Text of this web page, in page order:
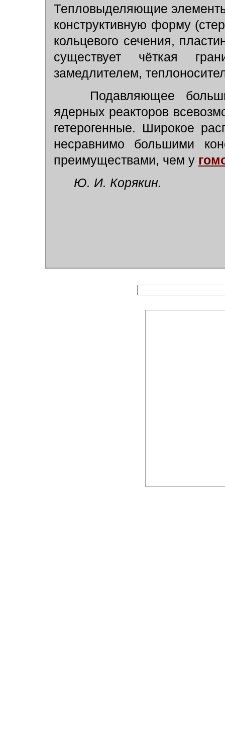
Тепловыделяющие
конструктивную форму
кольцевого сечения,
существует чёткая
замедлителем,
Подавляющее
ядерных реакторов
гетерогенные. Широкое
несравнимо большими
преимуществами, чем у
Ю. И. Корякин.